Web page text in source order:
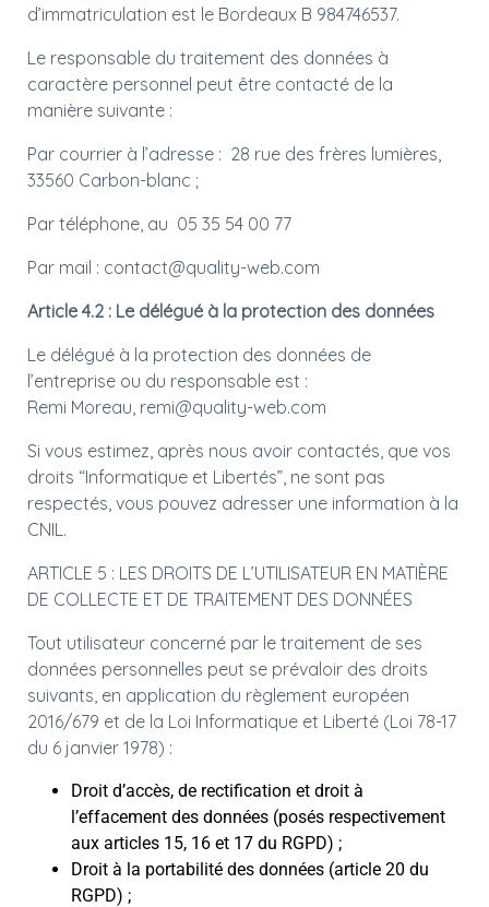
d’immatriculation est le Bordeaux B 984746537.
Le responsable du traitement des données à
caractère personnel peut être contacté de la
manière suivante :
Par courrier à l’adresse : 28 rue des frères lumières,
33560 Carbon-blanc ;
Par téléphone, au 05 35 54 00 77
Par mail : contact@quality-web.com
Article 4.2 : Le délégué à la protection des données
Le délégué à la protection des données de
l’entreprise ou du responsable est :
Remi Moreau, remi@quality-web.com
Si vous estimez, après nous avoir contactés, que vos
droits “Informatique et Libertés”, ne sont pas
respectés, vous pouvez adresser une information à la
CNIL.
ARTICLE 5 : LES DROITS DE L’UTILISATEUR EN MATIÈRE
DE COLLECTE ET DE TRAITEMENT DES DONNÉES
Tout utilisateur concerné par le traitement de ses
données personnelles peut se prévaloir des droits
suivants, en application du règlement européen
2016/679 et de la Loi Informatique et Liberté (Loi 78-17
du 6 janvier 1978) :
Droit d’accès, de rectification et droit à
l’effacement des données (posés respectivement
aux articles 15, 16 et 17 du RGPD) ;
Droit à la portabilité des données (article 20 du
RGPD) ;